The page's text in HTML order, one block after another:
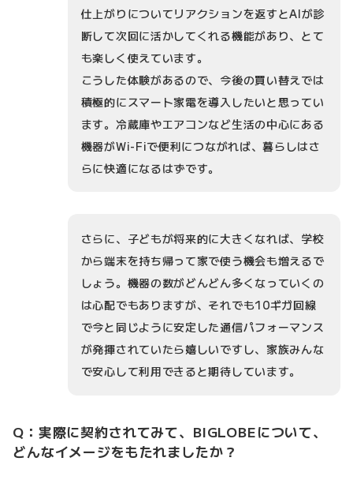
仕上がりについてリアクションを返すとAIが診
断して次回に活かしてくれる機能があり、とて
も楽しく使えています。
こうした体験があるので、今後の買い替えでは
積極的にスマート家電を導入したいと思ってい
ます。冷蔵庫やエアコンなど生活の中心にある
機器がWi-Fiで便利につながれば、暮らしはさ
らに快適になるはずです。
さらに、子どもが将来的に大きくなれば、学校
から端末を持ち帰って家で使う機会も増えるで
しょう。機器の数がどんどん多くなっていくの
は心配でもありますが、それでも10ギガ回線
で今と同じように安定した通信パフォーマンス
が発揮されていたら嬉しいですし、家族みんな
で安心して利用できると期待しています。
Q：実際に契約されてみて、BIGLOBEについて、
どんなイメージをもたれましたか？